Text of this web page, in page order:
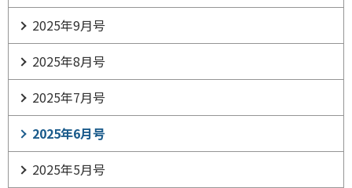
2025年9月号
2025年8月号
2025年7月号
2025年6月号
2025年5月号